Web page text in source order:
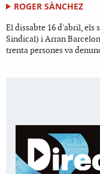
ROGER SÀNCHEZ
El dissabte 16 d'abril, els
Sindical) i Arran
trenta persones va